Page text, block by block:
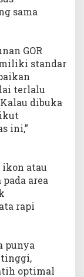
sama
GOR
standar
terlalu
dibuka
ini,”
ikon atau
area
rapi
punya
tinggi,
optimal